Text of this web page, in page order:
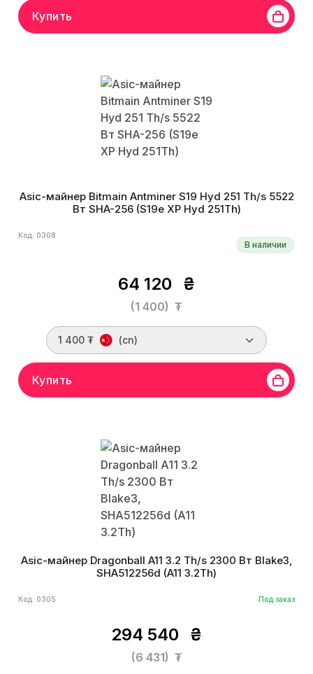
Купить
Asic-майнер Bitmain Antminer S19 Hyd 251 Th/s 5522
Вт SHA-256 (S19e XP Hyd 251Th)
Код: 0308
В наличии
64 120 ₴
(1 400) ₮
1 400 ₮ (cn)
Купить
Asic-майнер Dragonball A11 3.2 Th/s 2300 Вт Blake3,
SHA512256d (A11 3.2Th)
Код: 0305 Под заказ
294 540 ₴
(6 431) ₮